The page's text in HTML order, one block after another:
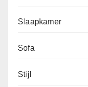
Slaapkamer
Sofa
Stijl